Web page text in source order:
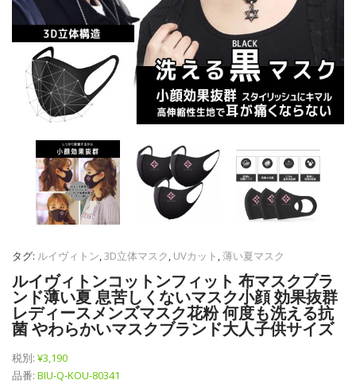
タグ: ルイヴィトン,3D立体マスク, UVカット ,薄い夏マスク
ルイヴィトンコットンフィット 布マスクブラ
ンド薄い夏 息苦しくないマスク小顔 効果抜群
レディースメンズマスク花粉 何度も洗える抗
菌 やわらかいマスクブランド大人子供サイズ
税別: ¥3,190
品番: BIU-Q-KOU-80341